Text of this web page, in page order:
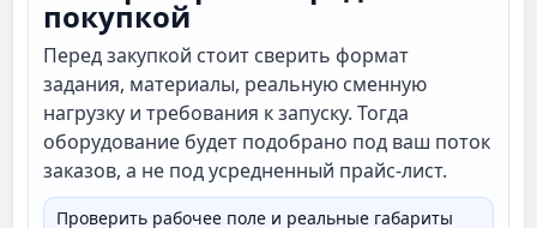
покупкой
Перед закупкой стоит сверить формат
задания, материалы, реальную сменную
нагрузку и требования к запуску. Тогда
оборудование будет подобрано под ваш поток
заказов, а не под усредненный прайс-лист.
Проверить рабочее поле и реальные габариты